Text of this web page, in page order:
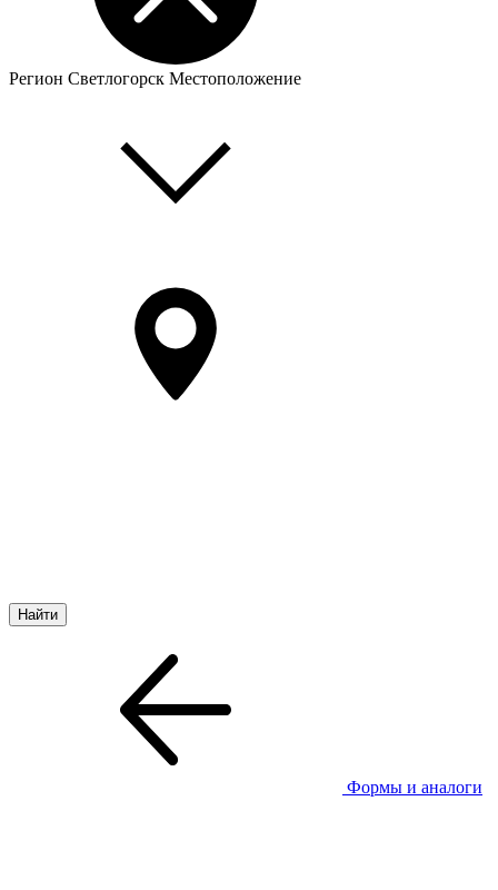
Регион Светлогорск Местоположение
Формы и аналоги